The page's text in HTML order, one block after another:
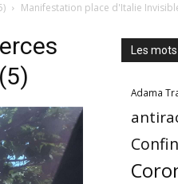
Manifestation place d'Italie
Les
Adama